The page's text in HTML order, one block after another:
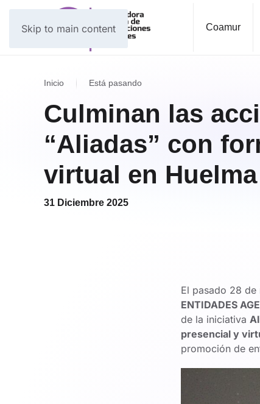
Skip to main content Coamur
Inicio Está pasando
Culminan las
“Aliadas” con
virtual en Huelma
31 Diciembre 2025
El pasado 28
ENTIDADES
de la iniciativa
presencial y
promoción de